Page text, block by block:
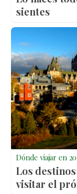
sientes
Dónde viajar en
Los
visitar el